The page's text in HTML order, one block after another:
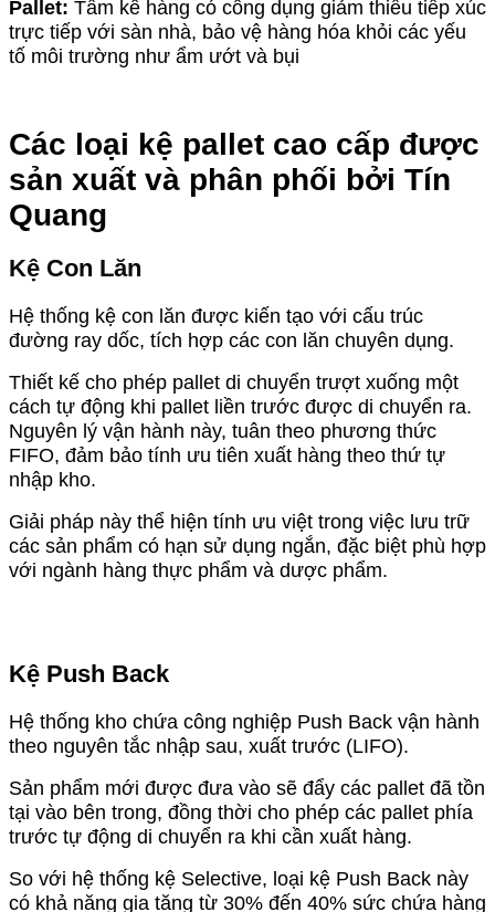
Pallet: Tấm kê hàng có công dụng giảm thiểu tiếp xúc
trực tiếp với sàn nhà, bảo vệ hàng hóa khỏi các yếu
tố môi trường như ẩm ướt và bụi
Các loại kệ pallet cao cấp được
sản xuất và phân phối bởi Tín
Quang
Kệ Con Lăn
Hệ thống kệ con lăn được kiến tạo với cấu trúc
đường ray dốc, tích hợp các con lăn chuyên dụng.
Thiết kế cho phép pallet di chuyển trượt xuống một
cách tự động khi pallet liền trước được di chuyển ra.
Nguyên lý vận hành này, tuân theo phương thức
FIFO, đảm bảo tính ưu tiên xuất hàng theo thứ tự
nhập kho.
Giải pháp này thể hiện tính ưu việt trong việc lưu trữ
các sản phẩm có hạn sử dụng ngắn, đặc biệt phù hợp
với ngành hàng thực phẩm và dược phẩm.
Kệ Push Back
Hệ thống kho chứa công nghiệp Push Back vận hành
theo nguyên tắc nhập sau, xuất trước (LIFO).
Sản phẩm mới được đưa vào sẽ đẩy các pallet đã tồn
tại vào bên trong, đồng thời cho phép các pallet phía
trước tự động di chuyển ra khi cần xuất hàng.
So với hệ thống kệ Selective, loại kệ Push Back này
có khả năng gia tăng từ 30% đến 40% sức chứa hàng